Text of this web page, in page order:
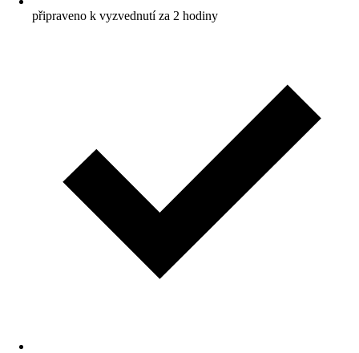
připraveno k vyzvednutí za 2 hodiny